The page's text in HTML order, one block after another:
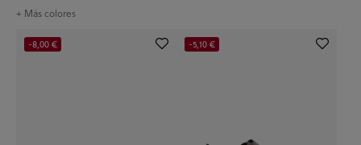
+ Más colores
-8,00 € -5,10 €